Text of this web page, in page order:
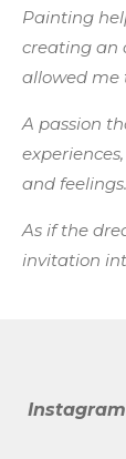
Painting
creating an
allowed me
A passion
and feelings.
As if the
invitation